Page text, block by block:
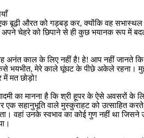
बूढ़ी औरत को गड़बड़ कर, क्योंकि वह सभास्थल
चेहरे को छिपाने से ही कुछ भयानक रूप में
अनंत काल के लिए नहीं है! हे! आप नहीं जानते
भयभीत, मेरे काले घूंघट के पीछे अकेले रहना।
मत छोड़ो!
का मानना ​​है कि श्री हूपर के ऐसे अवसरों के
एक सहानुभूति वाले मुस्कुराहट को उत्साहित
वहां उनके स्वभाव का कोई गुण नहीं था जिसने